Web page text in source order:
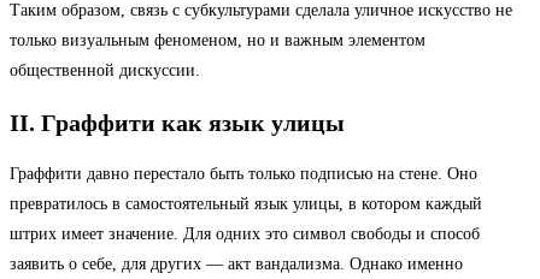
Таким образом, связь с субкультурами сделала уличное искусство не
только визуальным феноменом, но и важным элементом
общественной дискуссии.
II. Граффити как язык улицы
Граффити давно перестало быть только подписью на стене. Оно
превратилось в самостоятельный язык улицы, в котором каждый
штрих имеет значение. Для одних это символ свободы и способ
заявить о себе, для других — акт вандализма. Однако именно